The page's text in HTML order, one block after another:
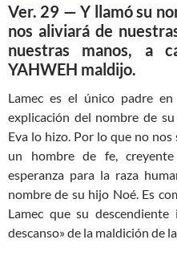
Ver. 29 — Y llamó su
nos aliviará de
nuestras manos, a
YAHWEH maldijo.
Lamec es el único padre
explicación del nombre de
Eva lo hizo. Por lo que no
un hombre de fe,
esperanza para la raza
nombre de su hijo Noé. Es
Lamec que su
descanso» de la maldición de